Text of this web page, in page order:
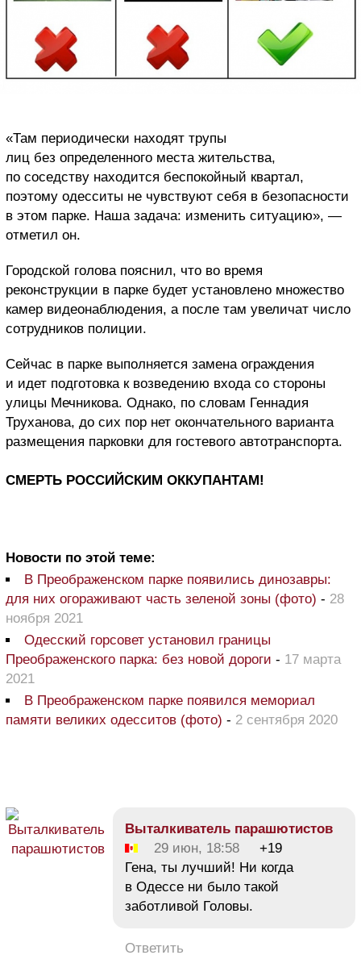
«Там периодически находят трупы
лиц без определенного места жительства,
по соседству находится беспокойный квартал,
поэтому одесситы не чувствуют себя в безопасности
в этом парке. Наша задача: изменить ситуацию», —
отметил он.
Городской голова пояснил, что во время
реконструкции в парке будет установлено множество
камер видеонаблюдения, а после там увеличат число
сотрудников полиции.
Сейчас в парке выполняется замена ограждения
и идет подготовка к возведению входа со стороны
улицы Мечникова. Однако, по словам Геннадия
Труханова, до сих пор нет окончательного варианта
размещения парковки для гостевого автотранспорта.
СМЕРТЬ РОССИЙСКИМ ОККУПАНТАМ!
Новости по этой теме:
В Преображенском парке появились динозавры:
для них огораживают часть зеленой зоны (фото) - 28
ноября 2021
Одесский горсовет установил границы
Преображенского парка: без новой дороги - 17 марта
2021
В Преображенском парке появился мемориал
памяти великих одесситов (фото) - 2 сентября 2020
Bыталкиватель парашютистов
29 июн, 18:58
+19
Гена, ты лучший! Ни когда
в Одессе ни было такой
заботливой Головы.
Ответить